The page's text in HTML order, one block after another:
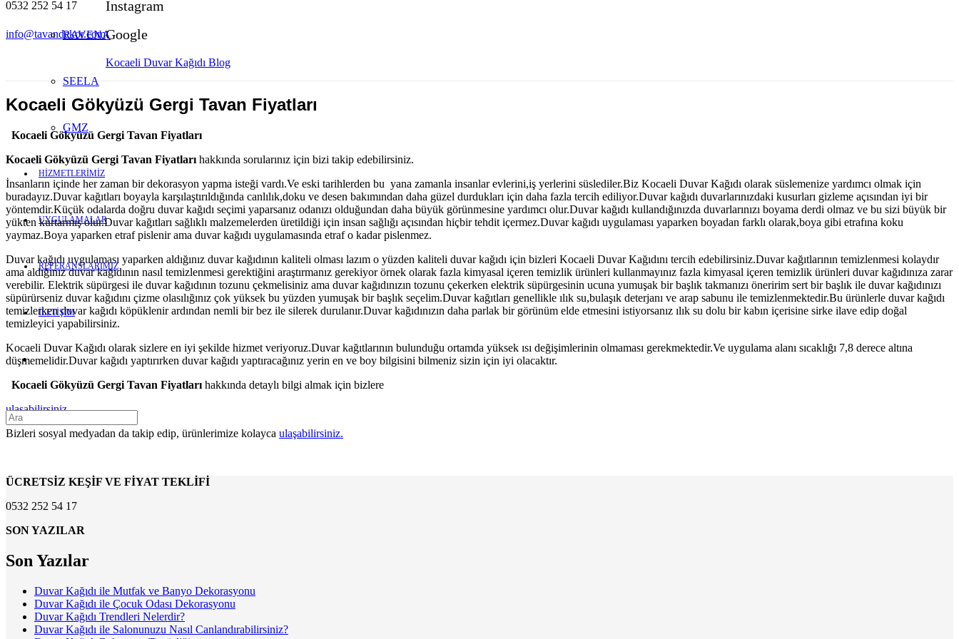
0532 252 54 17
info@tavandekor.com
Instagram
Google
Kocaeli Duvar Kağıdı Blog
RAVENA
SEELA
GMZ
HİZMETLERİMİZ
UYGULAMALAR
REFERANSLARIMIZ
İLETİŞİM
Kocaeli Gökyüzü Gergi Tavan Fiyatları
Kocaeli Gökyüzü Gergi Tavan Fiyatları
Kocaeli Gökyüzü Gergi Tavan Fiyatları hakkında sorularınız için bizi takip edebilirsiniz.
İnsanların içinde her zaman bir dekorasyon yapma isteği vardı.Ve eski tarihlerden bu yana zamanla insanlar evlerini,iş yerlerini süslediler.Biz Kocaeli Duvar Kağıdı olarak süslemenize yardımcı olmak için
buradayız.Duvar kağıtları boyayla karşılaştırıldığında canlılık,doku ve desen bakımından daha güzel durdukları için daha fazla tercih ediliyor.Duvar kağıdı duvarlarınızdaki kusurları gizleme açısından iyi bir
yöntemdir.Küçük odalarda doğru duvar kağıdı seçimi yaparsanız odanızı olduğundan daha büyük görünmesine yardımcı olur.Duvar kağıdı kullandığınızda duvarlarınızı boyama derdi olmaz ve bu sizi büyük bir
yükten kurtarmış olur.Duvar kağıtları sağlıklı malzemelerden üretildiği için insan sağlığı açısından hiçbir tehdit içermez.Duvar kağıdı uygulaması yaparken boyadan farklı olarak,boya gibi etrafına koku
yaymaz.Boya yaparken etraf pislenir ama duvar kağıdı uygulamasında etraf o kadar pislenmez.
Duvar kağıdı uygulaması yaparken aldığınız duvar kağıdının kaliteli olması lazım o yüzden kaliteli duvar kağıdı için bizleri Kocaeli Duvar Kağıdını tercih edebilirsiniz.Duvar kağıtlarının temizlenmesi kolaydır
ama aldığınız duvar kağıdının nasıl temizlenmesi gerektiğini araştırmanız gerekiyor örnek olarak fazla kimyasal içeren temizlik ürünleri kullanmayınız fazla kimyasal içeren temizlik ürünleri duvar kağıdınıza zarar
verebilir. Elektrik süpürgesi ile duvar kağıdının tozunu çekmelisiniz ama duvar kağıdınızın tozunu çekerken elektrik süpürgesinin ucuna yumuşak bir başlık takmanızı öneririm sert bir başlık ile duvar kağıdınızı
süpürürseniz duvar kağıdını çizme olasılığınız çok yüksek bu yüzden yumuşak bir başlık seçelim.Duvar kağıtları genellikle ılık su,bulaşık deterjanı ve arap sabunu ile temizlenmektedir.Bu ürünlerle duvar kağıdı
temizlerken duvar kağıdı köpüklenir ardından nemli bir bez ile silerek durulanır.Duvar kağıdınızın daha parlak bir görünüm elde etmesini istiyorsanız ılık su dolu bir kabın içerisine sirke ilave edip doğal
temizleyici yapabilirsiniz.
Kocaeli Duvar Kağıdı olarak sizlere en iyi şekilde hizmet veriyoruz.Duvar kağıtlarının bulunduğu ortamda yüksek ısı değişimlerinin olmaması gerekmektedir.Ve uygulama alanı sıcaklığı 7,8 derece altına
düşmemelidir.Duvar kağıdı yaptırırken duvar kağıdı yaptıracağınız yerin en ve boy bilgisini bilmeniz sizin için iyi olacaktır.
Kocaeli Gökyüzü Gergi Tavan Fiyatları hakkında detaylı bilgi almak için bizlere
ulaşabilirsiniz.
Bizleri sosyal medyadan da takip edip, ürünlerimize kolayca ulaşabilirsiniz.
ÜCRETSİZ KEŞİF VE FİYAT TEKLİFİ
0532 252 54 17
SON YAZILAR
Son Yazılar
Duvar Kağıdı ile Mutfak ve Banyo Dekorasyonu
Duvar Kağıdı ile Çocuk Odası Dekorasyonu
Duvar Kağıdı Trendleri Nelerdir?
Duvar Kağıdı ile Salonunuzu Nasıl Canlandırabilirsiniz?